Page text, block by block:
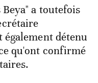
a toutefois
détenu
qu'ont confirmé